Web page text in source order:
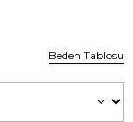
Beden Tablosu